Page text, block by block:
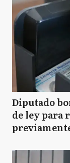
Diputado
de ley para